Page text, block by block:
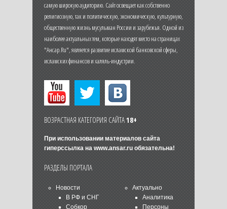
самую широкую аудиторию. Сайт освещает как собственно
религиозную, так и политическую, экономическую, культурную,
общественную жизнь мусульман России и зарубежья. Одной из
наиболее актуальных тем, которые находят место на страницах
"Ансар.Ru", является развитие исламской банковской сферы,
исламских финансов и халяль-индустрии.
ВОЗРАСТНАЯ КАТЕГОРИЯ САЙТА18+
При использовании материалов сайта
гиперссылка на www.ansar.ruобязательна!
РАЗДЕЛЫ ПОРТАЛА
Новости
В РФ и СНГ
Собкор
Актуально
Аналитика
Персоны